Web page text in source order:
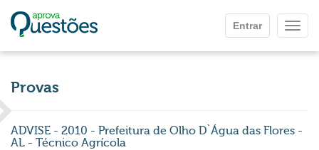
Entrar
Provas
ADVISE - 2010 - Prefeitura de Olho D`Água das Flores -
AL - Técnico Agrícola